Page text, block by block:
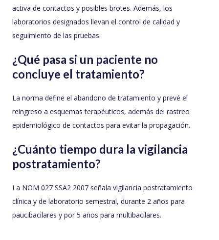
activa de contactos y posibles brotes. Además, los
laboratorios designados llevan el control de calidad y
seguimiento de las pruebas.
¿Qué pasa si un paciente no
concluye el tratamiento?
La norma define el abandono de tratamiento y prevé el
reingreso a esquemas terapéuticos, además del rastreo
epidemiológico de contactos para evitar la propagación.
¿Cuánto tiempo dura la vigilancia
postratamiento?
La NOM 027 SSA2 2007 señala vigilancia postratamiento
clínica y de laboratorio semestral, durante 2 años para
paucibacilares y por 5 años para multibacilares.